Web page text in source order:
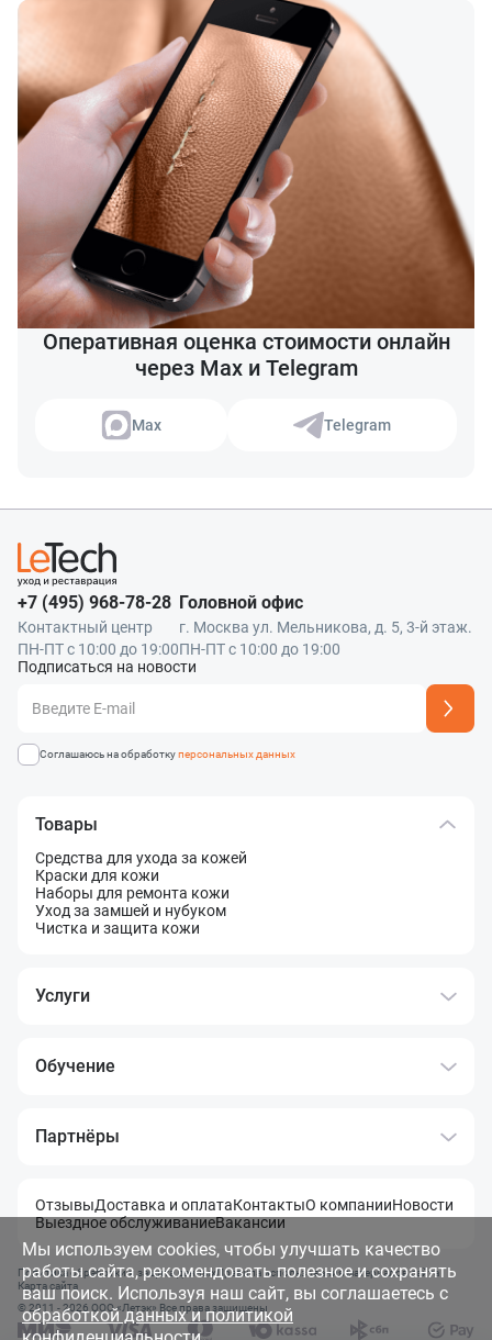
Оперативная оценка стоимости онлайн
через Max и Telegram
Max Telegram
+7 (495) 968-78-28
Контактный центр
ПН-ПТ с 10:00 до 19:00
Головной офис
г. Москва ул. Мельникова, д. 5, 3-й этаж.
ПН-ПТ с 10:00 до 19:00
Подписаться на новости
Адрес подписки успешно добавлен
Соглашаюсь на обработкуперсональных данных
Товары
Средства для ухода за кожей
Краски для кожи
Наборы для ремонта кожи
Уход за замшей и нубуком
Чистка и защита кожи
Услуги
Обучение
Партнёры
ОтзывыДоставка и оплатаКонтактыО компанииНовости
Выездное обслуживаниеВакансии
© 2011 - 2026 OOO «Летэк» Все права защищены
Политика обработки и защита данныхПравила использования материалов сайта
Карта сайта
Мы используем cookies, чтобы улучшать качество
работы сайта, рекомендовать полезное и сохранять
ваш поиск. Используя наш сайт, вы соглашаетесь с
обработкой данных и политикой